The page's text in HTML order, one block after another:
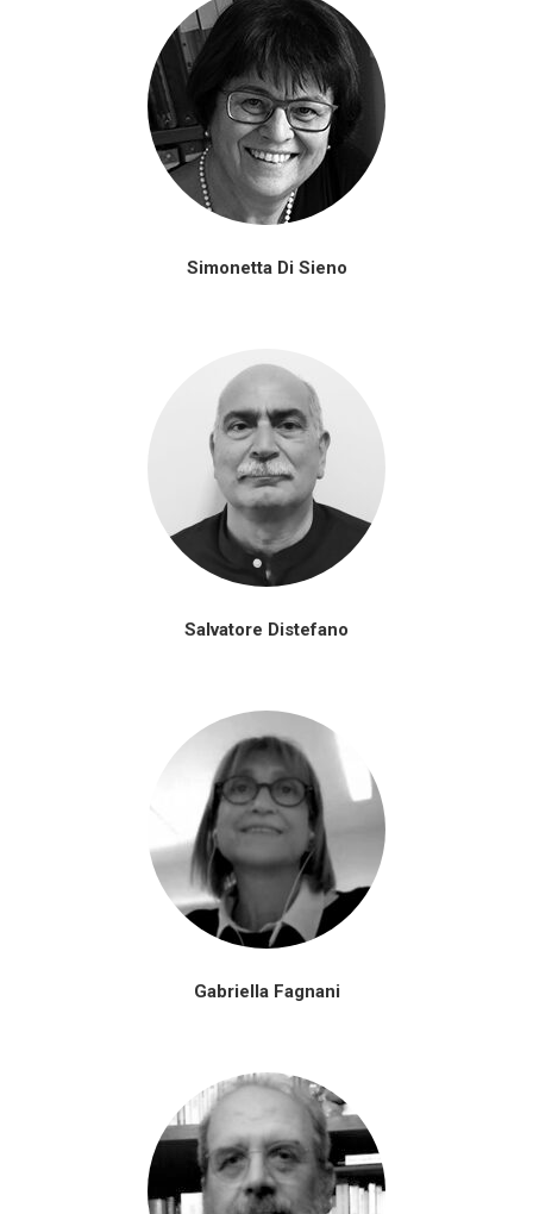
Simonetta Di Sieno
Salvatore Distefano
Gabriella Fagnani